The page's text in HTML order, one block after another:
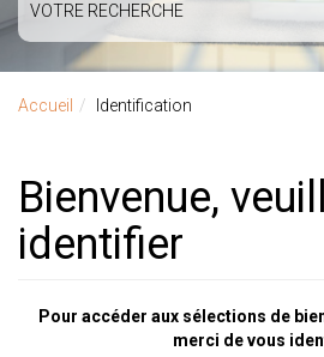
VOTRE RECHERCHE
Accueil Identification
Bienvenue, veuillez vous
identifier
Pour accéder aux sélections de
merci de vous